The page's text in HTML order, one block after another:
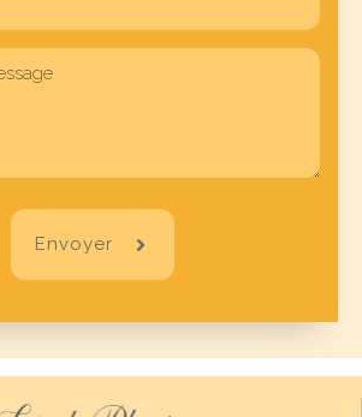
Envoyer